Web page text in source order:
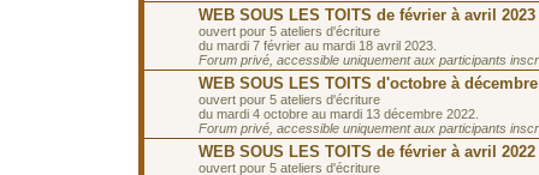
WEB SOUS LES TOITS de février à avril 2023
ouvert pour 5 ateliers d'écriture
du mardi 7 février au mardi 18 avril 2023.
Forum privé, accessible uniquement aux participants
WEB SOUS LES TOITS d'octobre à décembre
ouvert pour 5 ateliers d'écriture
du mardi 4 octobre au mardi 13 décembre 2022.
Forum privé, accessible uniquement aux participants
WEB SOUS LES TOITS de février à avril 2022
ouvert pour 5 ateliers d'écriture